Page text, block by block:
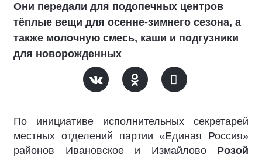
Они передали для подопечных центров
тёплые вещи для осенне-зимнего сезона, а
также молочную смесь, каши и подгузники
для новорожденных
По инициативе исполнительных секретарей
местных отделений партии «Единая Россия»
районов Ивановское и Измайлово Розой